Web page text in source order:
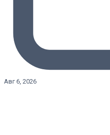
Авг 6, 2026